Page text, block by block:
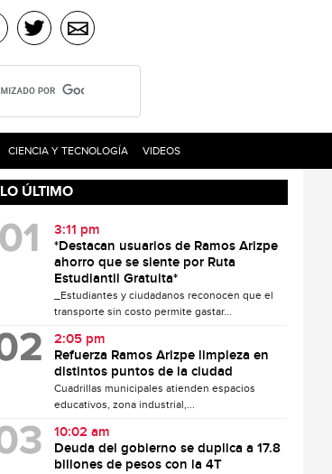
CIENCIA Y TECNOLOGÍA VIDEOS
LO ÚLTIMO
3:11 pm
*Destacan usuarios de Ramos Arizpe
ahorro que se siente por Ruta
Estudiantil Gratuita*
_Estudiantes y ciudadanos reconocen que el
transporte sin costo permite gastar...
2:05 pm
Refuerza Ramos Arizpe limpieza en
distintos puntos de la ciudad
Cuadrillas municipales atienden espacios
educativos, zona industrial,...
10:02 am
Deuda del gobierno se duplica a 17.8
billones de pesos con la 4T